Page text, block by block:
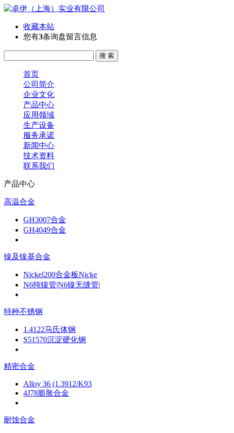
收藏本站
您有3条询盘留言信息
首页
公司简介
企业文化
产品中心
应用领域
生产设备
服务承诺
新闻中心
技术资料
联系我们
产品中心
高温合金
GH3007合金
GH4049合金
镍及镍基合金
Nickel200合金板Nicke
N6纯镍管|N6镍无缝管|
特种不锈钢
1.4122马氏体钢
S51570沉淀硬化钢
精密合金
Alloy 36 (1.3912/K93
4J78膨胀合金
耐蚀合金